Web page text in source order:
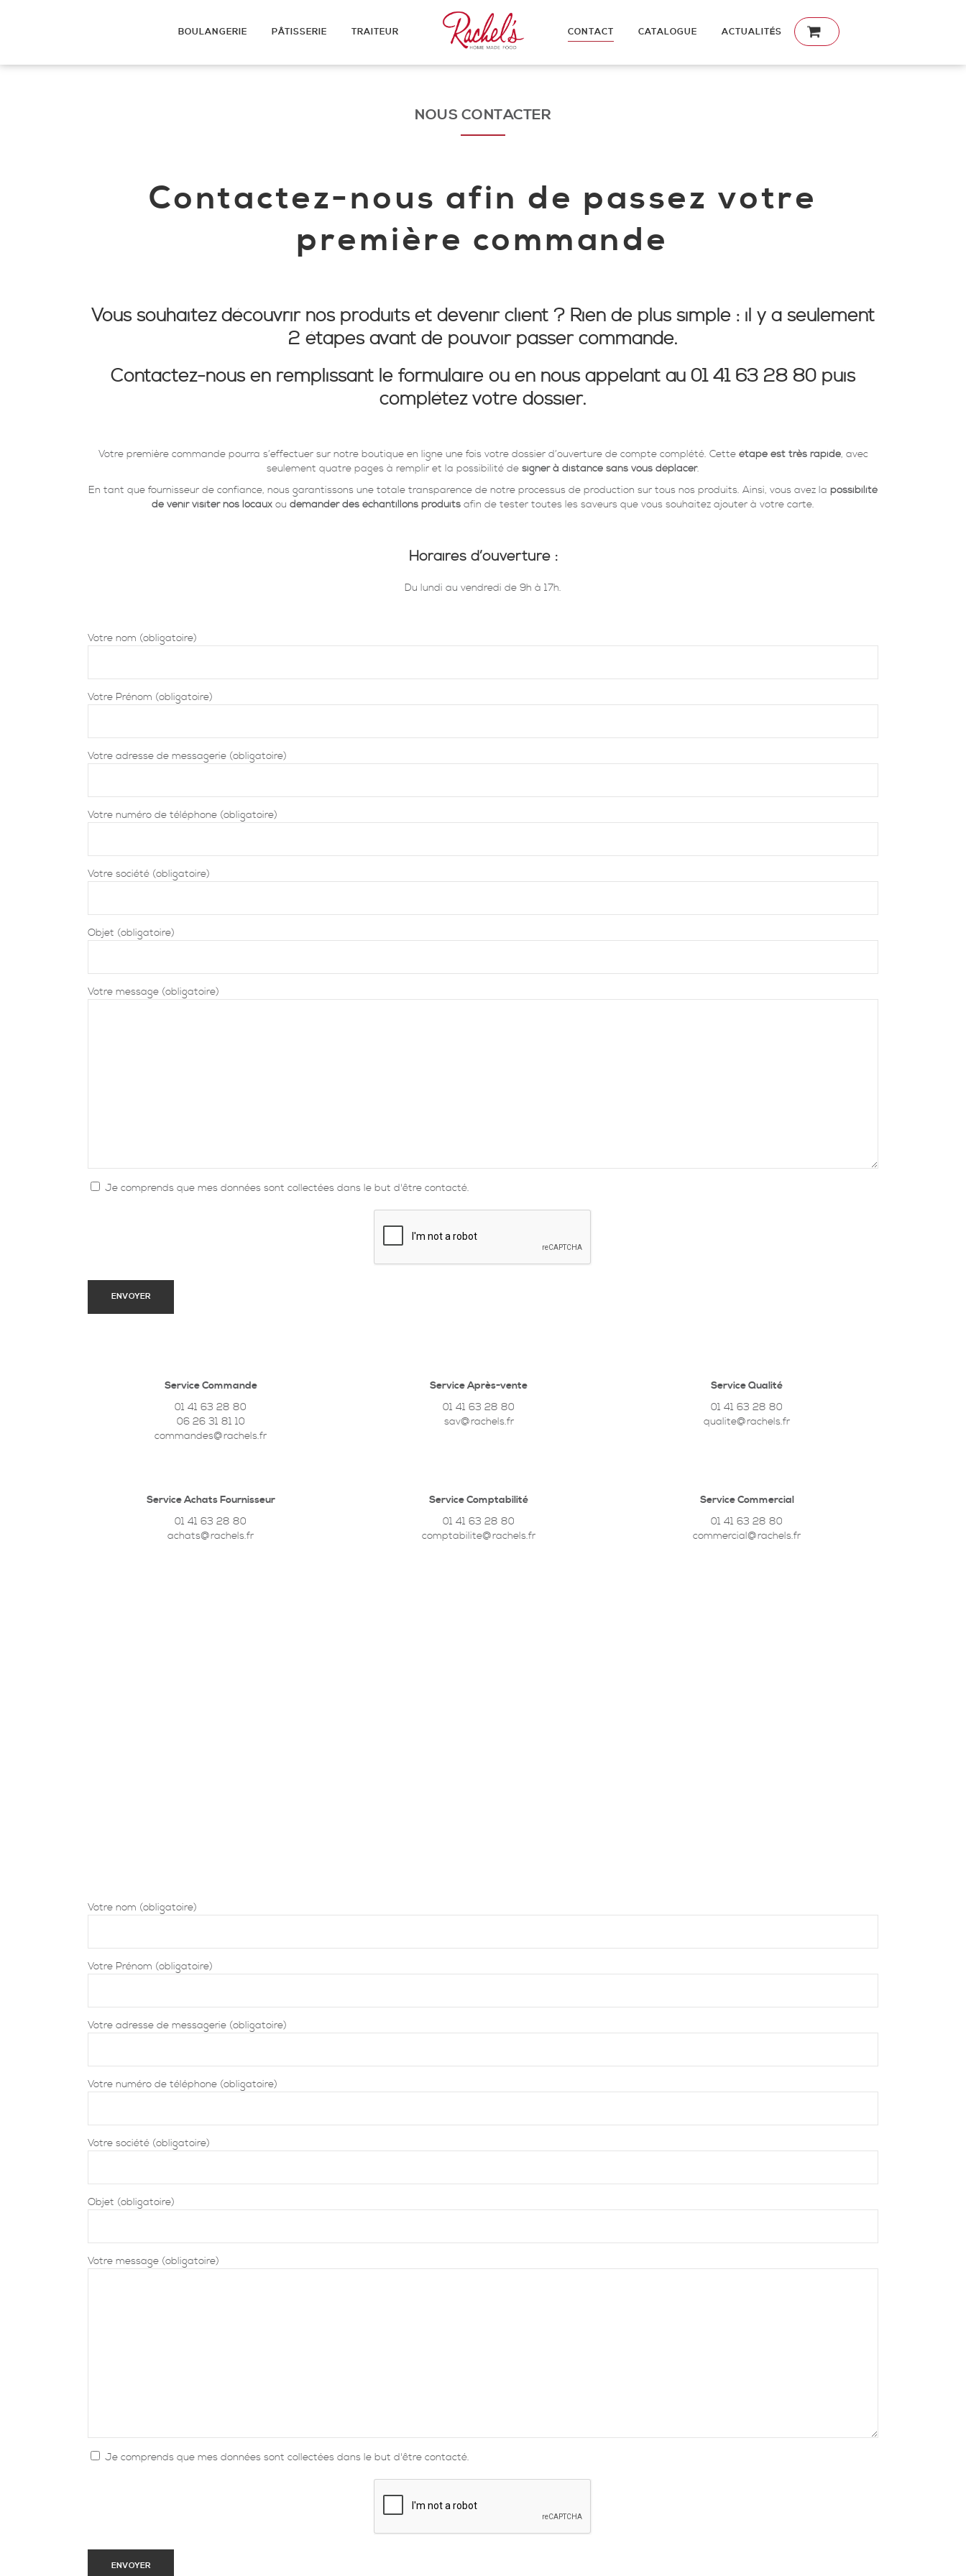
BOULANGERIE PÂTISSERIE TRAITEUR CONTACT CATALOGUE ACTUALITÉS
NOUS CONTACTER
Contactez-nous afin de passez votre
première commande
Vous souhaitezdécouvrir nos produits et devenir client ? Rien de plus simple : il y a seulement
2 étapes avant de pouvoir passer commande.
Contactez-nous en remplissant le formulaire ou en nous appelant au 01 41 63 28 80 puis
complétez votre dossier.
Votre première commande pourra s’effectuer sur notre boutique en ligne une fois votre dossier d’ouverture de compte complété. Cette étape est très rapide, avec
seulement quatre pages à remplir et la possibilité de signer à distance sans vous déplacer.
En tant que fournisseur de confiance, nous garantissons une totale transparence de notre processus de production sur tous nos produits. Ainsi, vous avez la possibilité
de venir visiter nos locaux ou demander des échantillons produits afin de tester toutes les saveurs que vous souhaitez ajouter à votre carte.
Horaires d’ouverture :
Du lundi au vendredi de 9h à 17h.
Votre nom (obligatoire)
Votre Prénom (obligatoire)
Votre adresse de messagerie (obligatoire)
Votre numéro de téléphone (obligatoire)
Votre société (obligatoire)
Objet (obligatoire)
Votre message (obligatoire)
Je comprends que mes données sont collectées dans le but d'être contacté.
Service Commande
01 41 63 28 80
06 26 31 81 10
commandes@rachels.fr
Service Après-vente
01 41 63 28 80
sav@rachels.fr
Service Qualité
01 41 63 28 80
qualite@rachels.fr
Service Achats Fournisseur
01 41 63 28 80
achats@rachels.fr
Service Comptabilité
01 41 63 28 80
comptabilite@rachels.fr
Service Commercial
01 41 63 28 80
commercial@rachels.fr
Votre nom (obligatoire)
Votre Prénom (obligatoire)
Votre adresse de messagerie (obligatoire)
Votre numéro de téléphone (obligatoire)
Votre société (obligatoire)
Objet (obligatoire)
Votre message (obligatoire)
Je comprends que mes données sont collectées dans le but d'être contacté.